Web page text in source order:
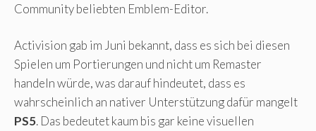
Community beliebten Emblem-Editor.
Activision gab im Juni bekannt, dass es sich bei diesen
Spielen um Portierungen und nicht um Remaster
handeln würde, was darauf hindeutet, dass es
wahrscheinlich an nativer Unterstützung dafür mangelt
PS5. Das bedeutet kaum bis gar keine visuellen